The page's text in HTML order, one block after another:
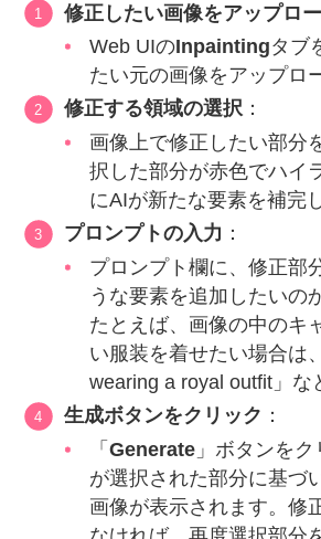
修正したい画像をアップロ
Web UIのInpaintingタブ
たい元の画像をアップロ
修正する領域の選択 ：
画像上で修正したい部分
択した部分が赤色でハイ
にAIが新たな要素を補完
プロンプトの入力 ：
プロンプト欄に、修正部
うな要素を追加したいの
たとえば、画像の中のキ
い服装を着せたい場合は
wearing a royal outfit」な
生成ボタンをクリック ：
「 Generate」ボタンをク
が選択された部分に基づ
画像が表示されます。修